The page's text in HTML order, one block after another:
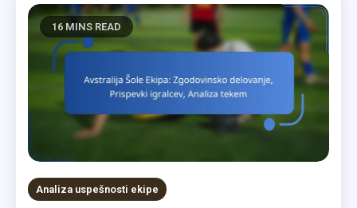
16 MINS READ
Analiza uspešnosti ekipe